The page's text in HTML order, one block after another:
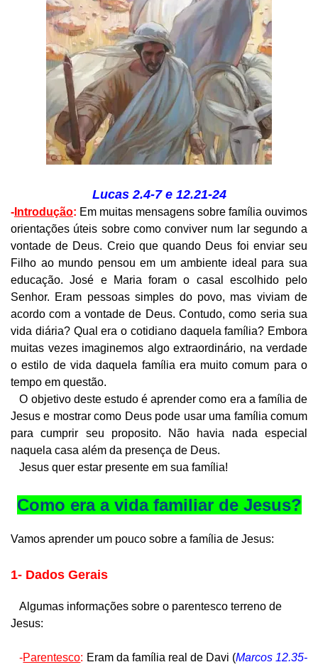
Lucas 2.4-7 e 12.21-24
- Introdução: Em muitas mensagens sobre família ouvimos
orientações úteis sobre como conviver num lar segundo a
vontade de Deus. Creio que quando Deus foi enviar seu
Filho ao mundo pensou em um ambiente ideal para sua
educação. José e Maria foram o casal escolhido pelo
Senhor. Eram pessoas simples do povo, mas viviam de
acordo com a vontade de Deus. Contudo, como seria sua
vida diária? Qual era o cotidiano daquela família? Embora
muitas vezes imaginemos algo extraordinário, na verdade
o estilo de vida daquela família era muito comum para o
tempo em questão.
O objetivo deste estudo é aprender como era a família de
Jesus e mostrar como Deus pode usar uma família comum
para cumprir seu proposito. Não havia nada especial
naquela casa além da presença de Deus.
Jesus quer estar presente em sua família!
Como era a vida familiar de Jesus?
Vamos aprender um pouco sobre a família de Jesus:
1- Dados Gerais
Algumas informações sobre o parentesco terreno de
Jesus:
-Parentesco: Eram da família real de Davi (Marcos 12.35-